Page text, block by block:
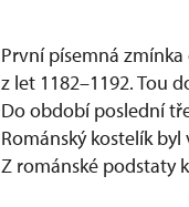
První písemná
z let 1182–1192. Tou
Do období poslední
Románský kostelík
Z románské podstaty